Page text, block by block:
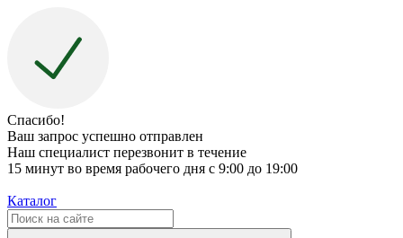
Спасибо!
Ваш запрос успешно отправлен
Наш специалист перезвонит в течение
15 минут во время рабочего дня с 9:00 до 19:00
Каталог